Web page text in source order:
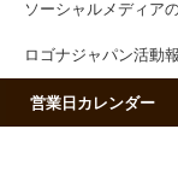
ソーシャルメディア
ロゴナジャパン活動
営業日カレンダー